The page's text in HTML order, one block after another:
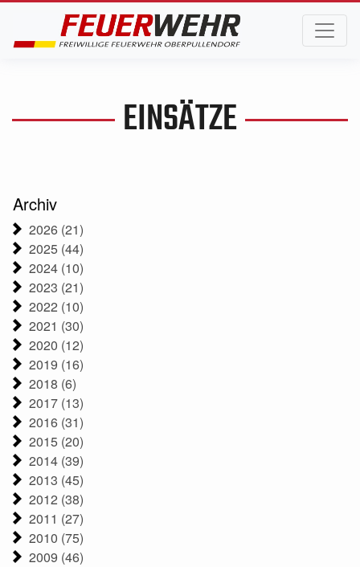
EINSÄTZE
Archiv
2026 (21)
2025 (44)
2024 (10)
2023 (21)
2022 (10)
2021 (30)
2020 (12)
2019 (16)
2018 (6)
2017 (13)
2016 (31)
2015 (20)
2014 (39)
2013 (45)
2012 (38)
2011 (27)
2010 (75)
2009 (46)